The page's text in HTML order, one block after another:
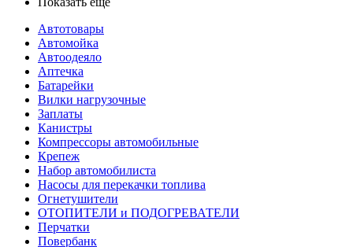
Автотовары
Автомойка
Автоодеяло
Аптечка
Батарейки
Вилки нагрузочные
Заплаты
Канистры
Компрессоры автомобильные
Крепеж
Набор автомобилиста
Насосы для перекачки топлива
Огнетушители
ОТОПИТЕЛИ и ПОДОГРЕВАТЕЛИ
Перчатки
Повербанк